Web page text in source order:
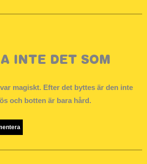
INTE DET SOM
magiskt. Efter det byttes är den inte
och botten är bara hård.